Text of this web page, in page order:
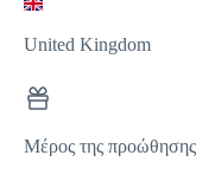
United Kingdom
Μέρος της προώθησης